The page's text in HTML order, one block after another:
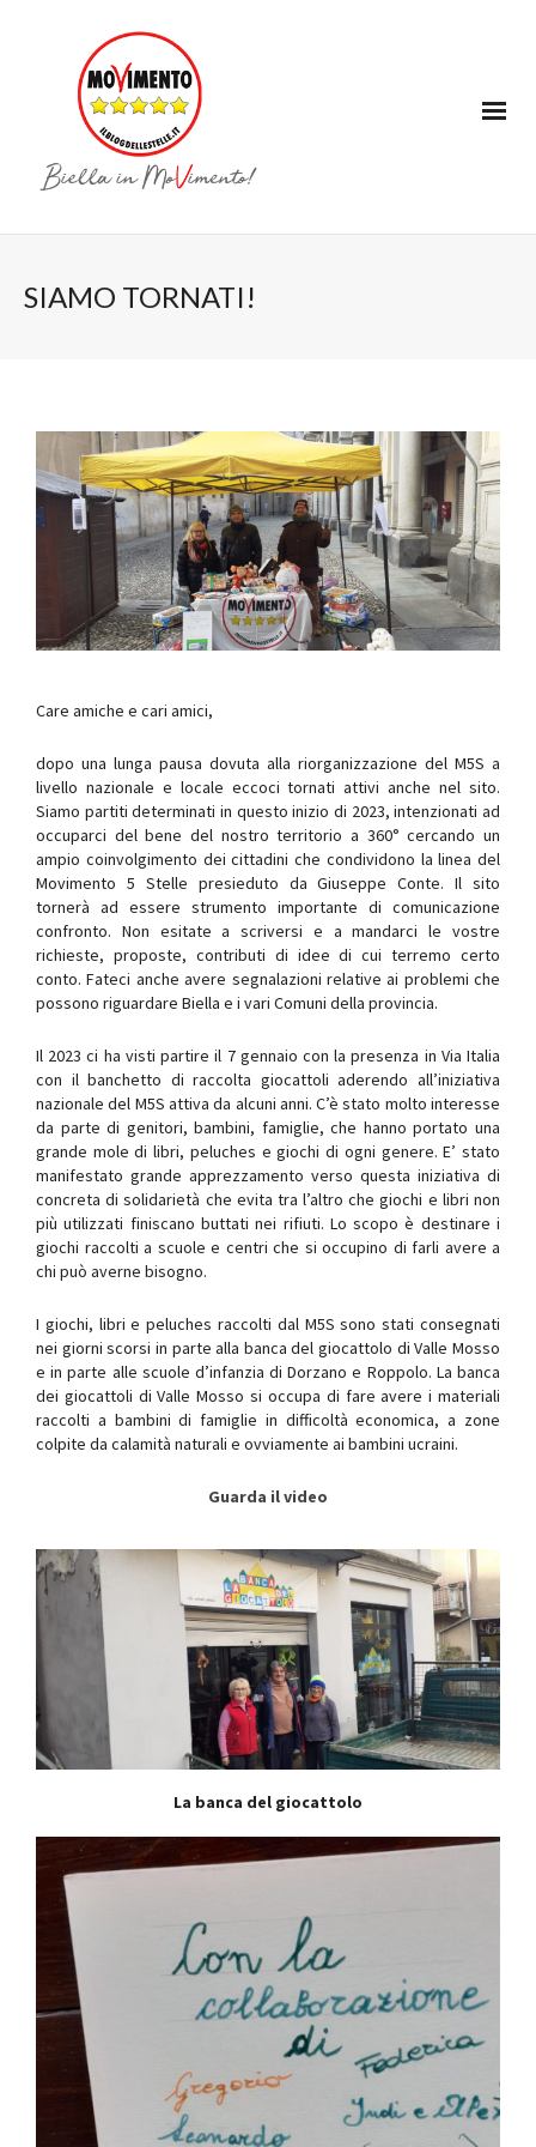
SIAMO TORNATI!
Care amiche e cari amici,
dopo una lunga pausa dovuta alla riorganizzazione del M5S a
livello nazionale e locale eccoci tornati attivi anche nel sito.
Siamo partiti determinati in questo inizio di 2023, intenzionati ad
occuparci del bene del nostro territorio a 360° cercando un
ampio coinvolgimento dei cittadini che condividono la linea del
Movimento 5 Stelle presieduto da Giuseppe Conte. Il sito
tornerà ad essere strumento importante di comunicazione
confronto. Non esitate a scriversi e a mandarci le vostre
richieste, proposte, contributi di idee di cui terremo certo
conto. Fateci anche avere segnalazioni relative ai problemi che
possono riguardare Biella e i vari Comuni della provincia.
Il 2023 ci ha visti partire il 7 gennaio con la presenza in Via Italia
con il banchetto di raccolta giocattoli aderendo all’iniziativa
nazionale del M5S attiva da alcuni anni. C’è stato molto interesse
da parte di genitori, bambini, famiglie, che hanno portato una
grande mole di libri, peluches e giochi di ogni genere. E’ stato
manifestato grande apprezzamento verso questa iniziativa di
concreta di solidarietà che evita tra l’altro che giochi e libri non
più utilizzati finiscano buttati nei rifiuti. Lo scopo è destinare i
giochi raccolti a scuole e centri che si occupino di farli avere a
chi può averne bisogno.
I giochi, libri e peluches raccolti dal M5S sono stati consegnati
nei giorni scorsi in parte alla banca del giocattolo di Valle Mosso
e in parte alle scuole d’infanzia di Dorzano e Roppolo. La banca
dei giocattoli di Valle Mosso si occupa di fare avere i materiali
raccolti a bambini di famiglie in difficoltà economica, a zone
colpite da calamità naturali e ovviamente ai bambini ucraini.
Guarda il video
La banca del giocattolo